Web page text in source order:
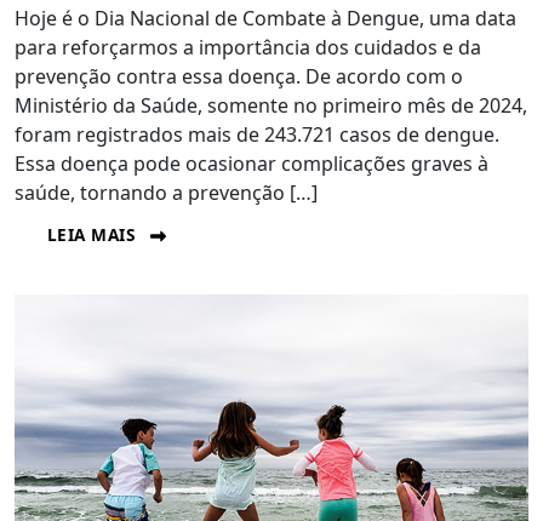
Hoje é o Dia Nacional de Combate à Dengue, uma data
para reforçarmos a importância dos cuidados e da
prevenção contra essa doença. De acordo com o
Ministério da Saúde, somente no primeiro mês de 2024,
foram registrados mais de 243.721 casos de dengue.
Essa doença pode ocasionar complicações graves à
saúde, tornando a prevenção […]
LEIA MAIS